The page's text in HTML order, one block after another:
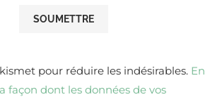
pour réduire les indésirables. En
façon dont les données de vos